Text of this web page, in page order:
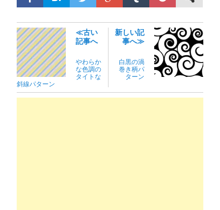
≪古い
記事へ
やわらか
な色調の
タイトな
斜線パターン
新しい記
事へ≫
白黒の渦
巻き柄パ
ターン